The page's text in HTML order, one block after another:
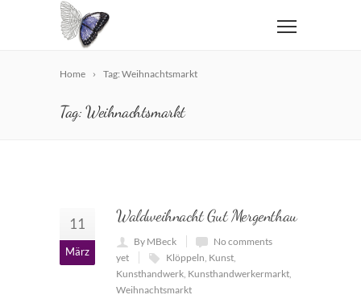
Home Tag: Weihnachtsmarkt
Tag: Weihnachtsmarkt
11
März
Waldweihnacht Gut Mergenthau
By MBeck
No comments
yet
Klöppeln, Kunst,
Kunsthandwerk, Kunsthandwerkermarkt,
Weihnachtsmarkt